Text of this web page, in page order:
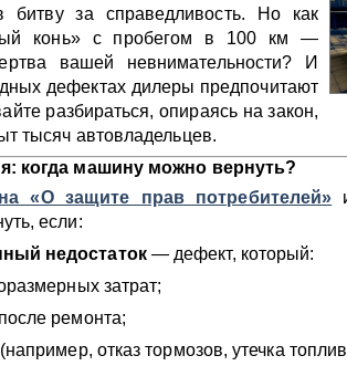
битву за справедливость. Но как
конь» с пробегом в 100 км —
вашей невнимательности? И
дефектах дилеры предпочитают
разбираться, опираясь на закон,
тысяч автовладельцев.
когда машину можно вернуть?
«О защите прав потребителей»
если:
недостаток— дефект, который:
затрат;
ремонта;
отказ тормозов, утечка